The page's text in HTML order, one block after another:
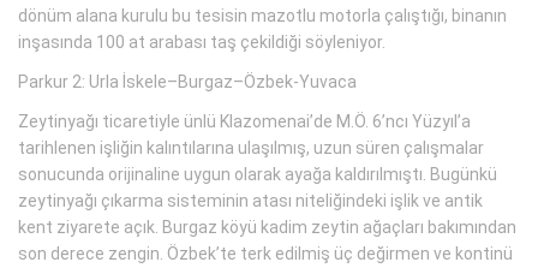
dönüm alana kurulu bu tesisin mazotlu motorla çalıştığı, binanın
inşasında 100 at arabası taş çekildiği söyleniyor.
Parkur 2: Urla İskele–Burgaz–Özbek-Yuvaca
Zeytinyağı ticaretiyle ünlü Klazomenai’de M.Ö. 6’ncı Yüzyıl’a
tarihlenen işliğin kalıntılarına ulaşılmış, uzun süren çalışmalar
sonucunda orijinaline uygun olarak ayağa kaldırılmıştı. Bugünkü
zeytinyağı çıkarma sisteminin atası niteliğindeki işlik ve antik
kent ziyarete açık. Burgaz köyü kadim zeytin ağaçları bakımından
son derece zengin. Özbek’te terk edilmiş üç değirmen ve kontinü